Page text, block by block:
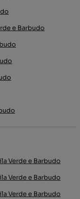
e Barbudo
Verde e Barbudo
Verde e Barbudo
Verde e Barbudo